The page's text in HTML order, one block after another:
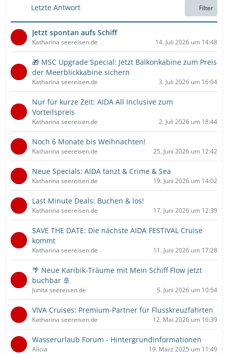
ge
t
g
Letzte Antwort Filter
Jetzt spontan aufs Schiff
Katharina seereisen.de 14. Juli 2026 um 14:48
🎁 MSC Upgrade Special: Jetzt Balkonkabine zum Preis
der Meerblickkabine sichern
Katharina seereisen.de 3. Juli 2026 um 16:04
Nur für kurze Zeit: AIDA All Inclusive zum
Vorteilspreis
Katharina seereisen.de 2. Juli 2026 um 18:44
Noch 6 Monate bis Weihnachten!
Katharina seereisen.de 25. Juni 2026 um 12:42
Neue Specials: AIDA tanzt & Crime & Sea
Katharina seereisen.de 19. Juni 2026 um 14:02
Last Minute Deals: Buchen & los!
Katharina seereisen.de 17. Juni 2026 um 12:39
SAVE THE DATE: Die nächste AIDA FESTIVAL Cruise
kommt
Katharina seereisen.de 11. Juni 2026 um 17:28
🌴 Neue Karibik-Träume mit Mein Schiff Flow jetzt
buchbar 🚢
Junita seereisen.de 5. Juni 2026 um 10:54
VIVA Cruises: Premium-Partner für Flusskreuzfahrten
Katharina seereisen.de 12. Mai 2026 um 16:39
Wasserurlaub Forum - Hintergrundinformationen
Alicia 19. März 2025 um 11:49